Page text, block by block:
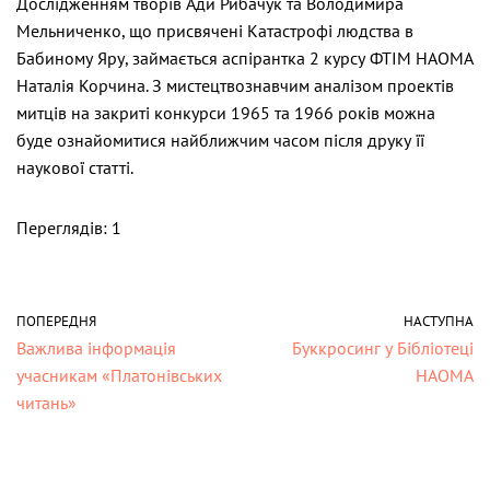
Мельниченко, що присвячені Катастрофі людства в
Бабиному Яру, займається аспірантка 2 курсу ФТІМ НАОМА
Наталія Корчина. З мистецтвознавчим аналізом проектів
митців на закриті конкурси 1965 та 1966 років можна
буде ознайомитися найближчим часом після друку її
наукової статті.
Переглядів: 1
ПОПЕРЕДНЯ
Важлива інформація
учасникам «Платонівських
читань»
НАСТУПНА
Буккросинг у Бібліотеці
НАОМА